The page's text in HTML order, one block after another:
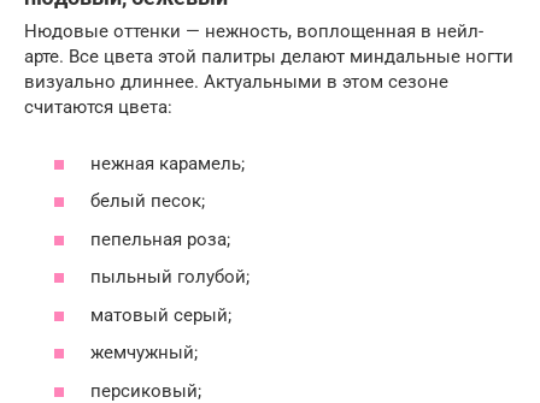
Нюдовые оттенки — нежность, воплощенная в нейл-
арте. Все цвета этой палитры делают миндальные ногти
визуально длиннее. Актуальными в этом сезоне
считаются цвета:
нежная карамель;
белый песок;
пепельная роза;
пыльный голубой;
матовый серый;
жемчужный;
персиковый;